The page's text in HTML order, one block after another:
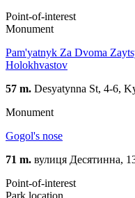
Point-of-interest
Monument
Pam'yatnyk Za Dvoma
Holokhvastov
57 m. Desyatynna St, 4-6,
Monument
Gogol's nose
71 m. вулиця Десятинна,
Point-of-interest